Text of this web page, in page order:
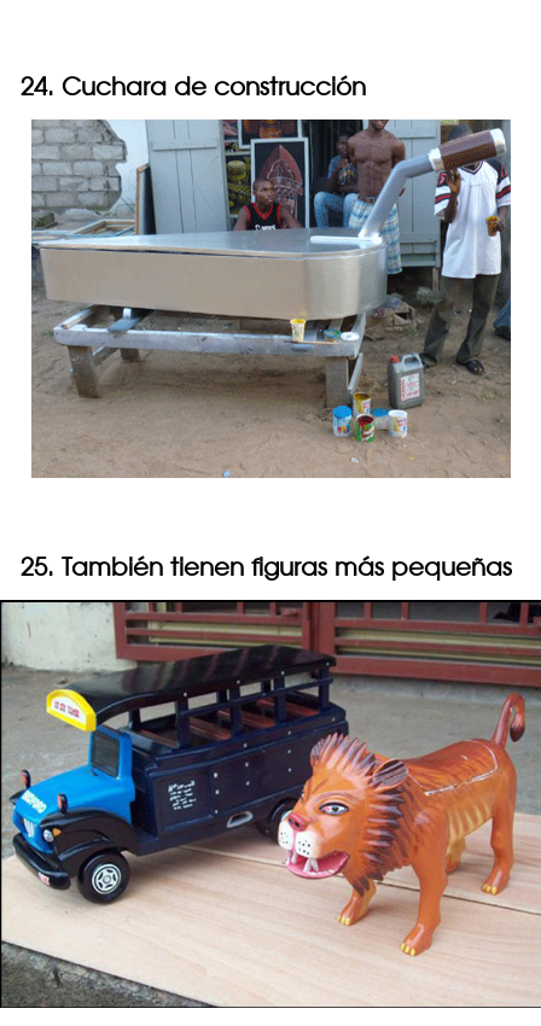
24. Cuchara de construcción
25. También tienen figuras más pequeñas